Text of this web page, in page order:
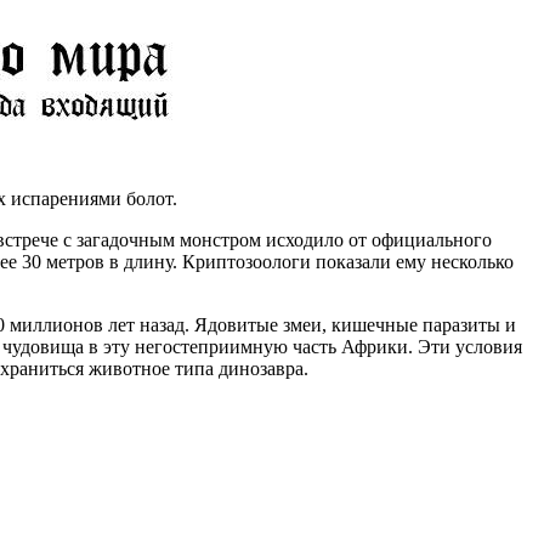
болот.
с загадочным монстром исходило от официального
30 метров в длину. Криптозоологи показали ему несколько
миллионов лет назад. Ядовитые змеи, кишечные паразиты и
в эту негостеприимную часть Африки. Эти условия
животное типа динозавра.